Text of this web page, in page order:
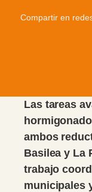
Compartir en
Las tareas
ambos
Basilea y La
trabajo
municipales